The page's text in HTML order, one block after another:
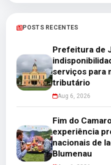
POSTS RECENTES
Prefeitura de
serviços para
tributário
Aug 6, 2026
Fim do
experiência
nacionais de
Blumenau